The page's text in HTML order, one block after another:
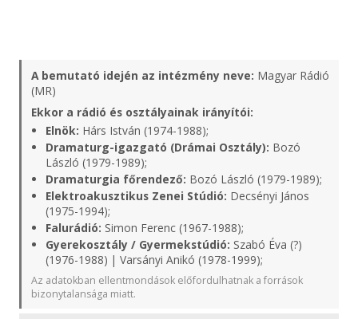
A bemutató idején az intézmény neve: Magyar Rádió
(MR)
Ekkor a rádió és osztályainak irányítói:
Elnök: Hárs István (1974-1988);
Dramaturg-igazgató (Drámai Osztály): Bozó
László (1979-1989);
Dramaturgia főrendező: Bozó László (1979-1989);
Elektroakusztikus Zenei Stúdió: Decsényi János
(1975-1994);
Falurádió: Simon Ferenc (1967-1988);
Gyerekosztály / Gyermekstúdió: Szabó Éva (?)
(1976-1988) | Varsányi Anikó (1978-1999);
Az adatokban ellentmondások előfordulhatnak a források
bizonytalansága miatt.